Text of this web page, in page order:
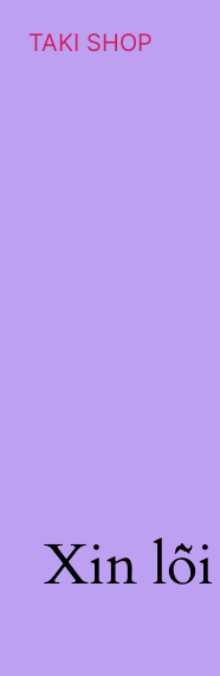
TAKI SHOP
Xin lỗi